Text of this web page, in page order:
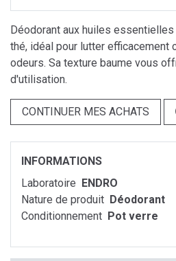
Déodorant aux huiles
thé, idéal pour lutter efficacement
odeurs. Sa texture baume vous
d'utilisation.
CONTINUER MES ACHATS
INFORMATIONS
Laboratoire ENDRO
Nature de produit Déodorant
Conditionnement Pot verre